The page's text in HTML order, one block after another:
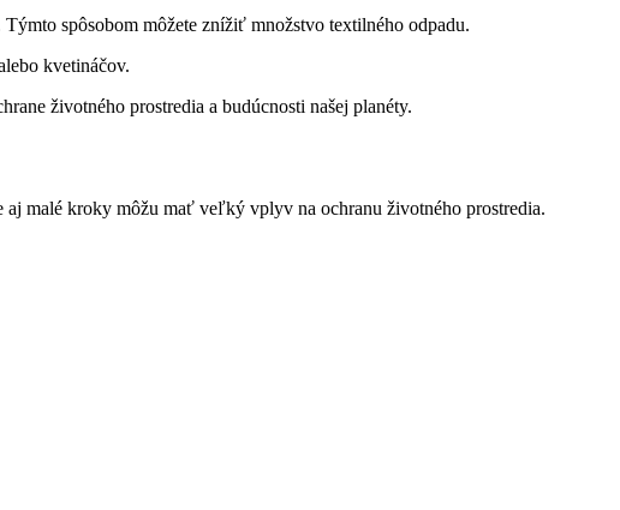
spôsobom môžete znížiť množstvo textilného odpadu.
kvetináčov.
životného prostredia a budúcnosti našej planéty.
aj malé kroky môžu mať veľký vplyv na ochranu životného prostredia.